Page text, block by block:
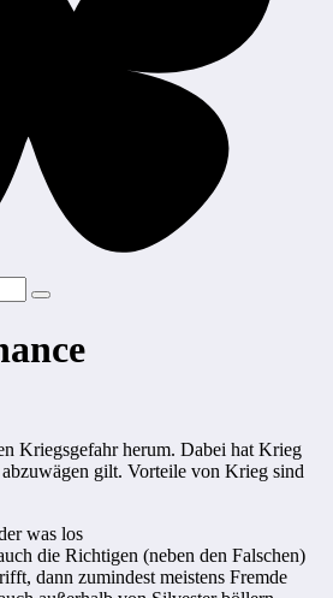
Kriegsgefahr herum. Dabei hat Krieg
gilt. Vorteile von Krieg sind
was los
die Richtigen (neben den Falschen)
dann zumindest meistens Fremde